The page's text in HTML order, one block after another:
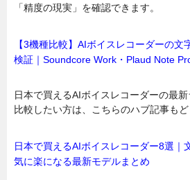
「精度の現実」を確認できます。
【3機種比較】AIボイスレコーダーの
検証｜Soundcore Work・Plaud Note
日本で買えるAIボイスレコーダーの最
比較したい方は、こちらのハブ記事もど
日本で買えるAIボイスレコーダー8選｜
気に楽になる最新モデルまとめ